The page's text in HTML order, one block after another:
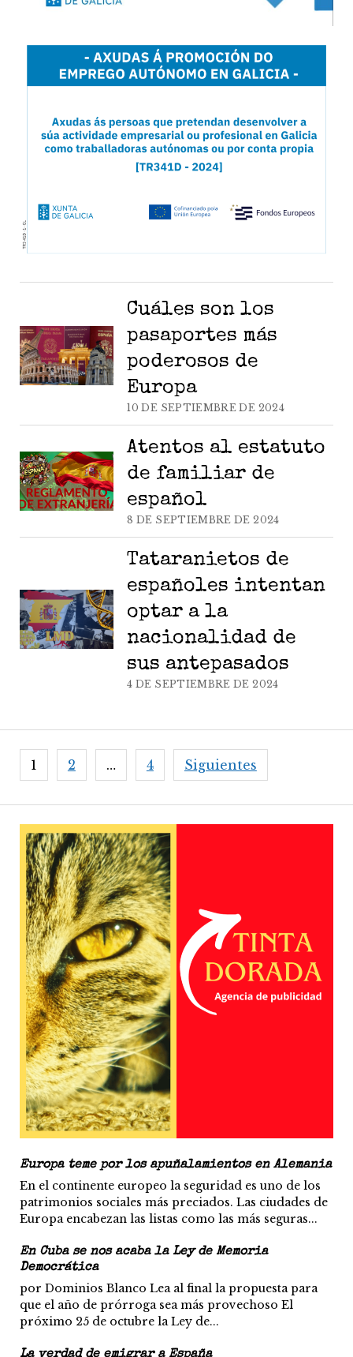
Europa teme por los apuñalamientos en Alemania
En el continente europeo la seguridad es uno de los
patrimonios sociales más preciados. Las ciudades de
Europa encabezan las listas como las más seguras...
En Cuba se nos acaba la Ley de Memoria
Democrática
por Dominios Blanco Lea al final la propuesta para
que el año de prórroga sea más provechoso El
próximo 25 de octubre la Ley de...
Cuáles son los
pasaportes más
poderosos de
Europa
10 DE SEPTIEMBRE DE 2024
Atentos al estatuto
de familiar de
español
8 DE SEPTIEMBRE DE 2024
Tataranietos de
españoles intentan
optar a la
nacionalidad de
sus antepasados
4 DE SEPTIEMBRE DE 2024
Paginación
de
1 2 … 4 Siguientes